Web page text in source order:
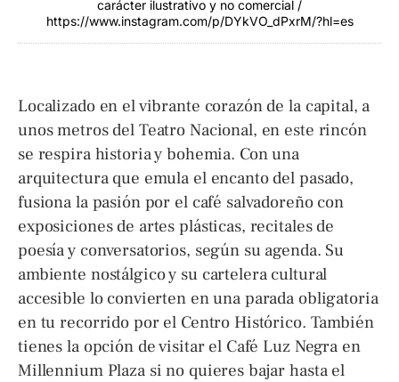
carácter ilustrativo y no comercial /
https://www.instagram.com/p/DYkVO_dPxrM/?hl=es
Localizado en el vibrante corazón de la capital, a
unos metros del Teatro Nacional, en este rincón
se respira historia y bohemia. Con una
arquitectura que emula el encanto del pasado,
fusiona la pasión por el café salvadoreño con
exposiciones de artes plásticas, recitales de
poesía y conversatorios, según su agenda. Su
ambiente nostálgico y su cartelera cultural
accesible lo convierten en una parada obligatoria
en tu recorrido por el Centro Histórico. También
tienes la opción de visitar el Café Luz Negra en
Millennium Plaza si no quieres bajar hasta el